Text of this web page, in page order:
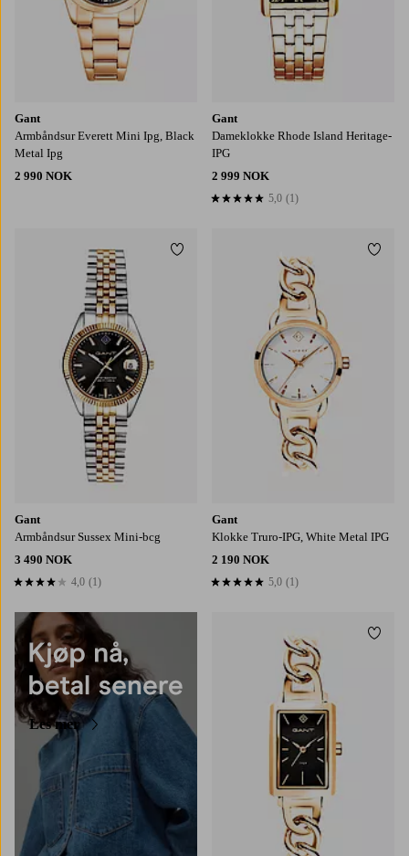
Gant
Armbåndsur Everett Mini Ipg, Black
Metal Ipg
2 990 NOK
Gant
Dameklokke Rhode Island Heritage-
IPG
2 999 NOK
5,0 basert på 1 karaktergivninger
5,0 (1)
Gant
Armbåndsur Sussex Mini-bcg
3 490 NOK
4,0 basert på 1 karaktergivninger
4,0 (1)
Legg til favoritter
Gant
Klokke Truro-IPG, White Metal IPG
2 190 NOK
5,0 basert på 1 karaktergivninger
5,0 (1)
Les mer